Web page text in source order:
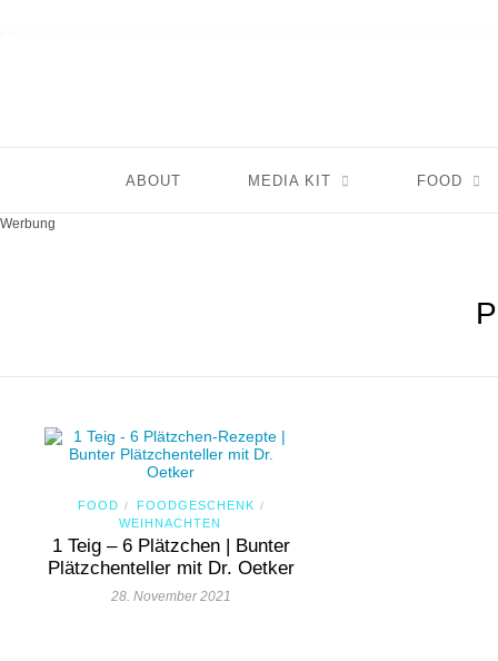
ABOUT MEDIA KIT FOOD
Werbung
FOOD / FOODGESCHENK /
WEIHNACHTEN
1 Teig – 6 Plätzchen | Bunter
Plätzchenteller mit Dr. Oetker
28. November 2021